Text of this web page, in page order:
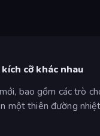
cỡ khác nhau
bao gồm các trò
một thiên đường